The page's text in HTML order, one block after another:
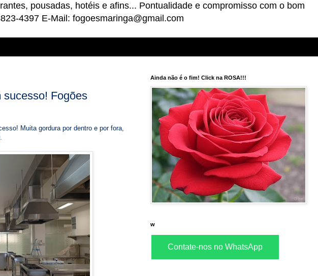
pousadas, hotéis e afins... Pontualidade e compromisso com o bom
4397 E-Mail: fogoesmaringa@gmail.com
Fogões
Muita gordura por dentro e por fora,
Ainda não é o fim! Click na ROSA!!!
w
Contate-nos no WhatsApp